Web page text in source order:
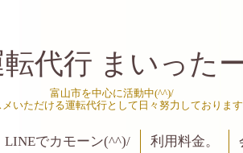
代行 まいった
富山市を中心に活動中(^^)/
メいただける運転代行として日々努力しております
LINEでカモーン(^^)/ 利用料金。